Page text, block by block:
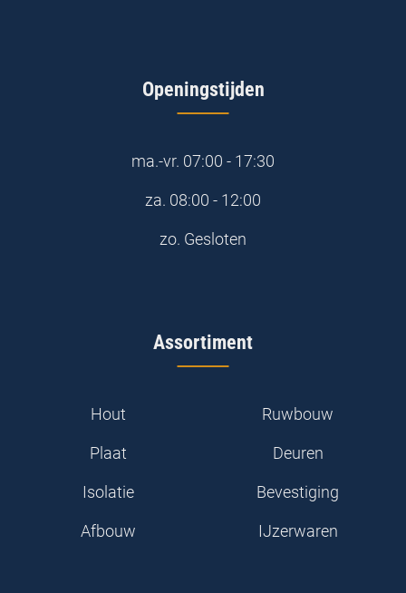
Openingstijden
ma.-vr. 07:00 - 17:30
za. 08:00 - 12:00
zo. Gesloten
Assortiment
Hout
Plaat
Isolatie
Afbouw
Ruwbouw
Deuren
Bevestiging
IJzerwaren